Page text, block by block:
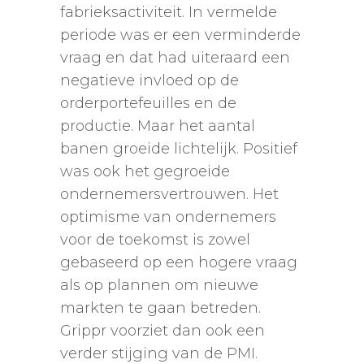
fabrieksactiviteit. In vermelde
periode was er een verminderde
vraag en dat had uiteraard een
negatieve invloed op de
orderportefeuilles en de
productie. Maar het aantal
banen groeide lichtelijk. Positief
was ook het gegroeide
ondernemersvertrouwen. Het
optimisme van ondernemers
voor de toekomst is zowel
gebaseerd op een hogere vraag
als op plannen om nieuwe
markten te gaan betreden.
Grippr voorziet dan ook een
verder stijging van de PMI.